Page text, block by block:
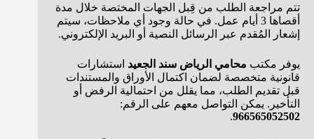
تتم مراجعة الطلب من قِبل الجهات المختصة خلال مدة
أقصاها 3 أيام عمل. في حالة وجود أي ملاحظات، سيتم
إشعار المُقدم عبر الرسائل النصية أو البريد الإلكتروني.
يوفر مكتب محامي الرياض سند الجعيد استشارات
قانونية متخصصة لضمان اكتمال الأوراق والمستندات
قبل تقديم الطلب، مما يقلل من احتمالية الرفض أو
التأخير. يمكن التواصل معهم على الرقم:
966565052502
.